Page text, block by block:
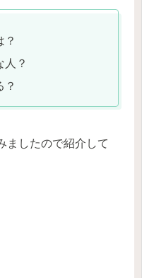
？
人？
？
ましたので紹介して